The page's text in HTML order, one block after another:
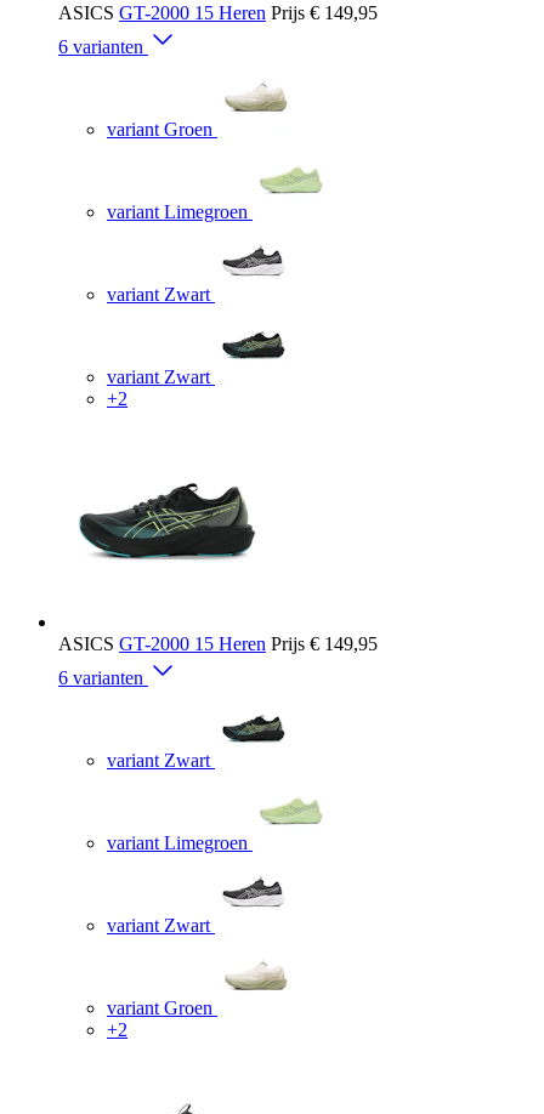
ASICS GT-2000 15 Heren Prijs € 149,95
6 varianten
variant Groen
variant Limegroen
variant Zwart
variant Zwart
+2
ASICS GT-2000 15 Heren Prijs € 149,95
6 varianten
variant Zwart
variant Limegroen
variant Zwart
variant Groen
+2